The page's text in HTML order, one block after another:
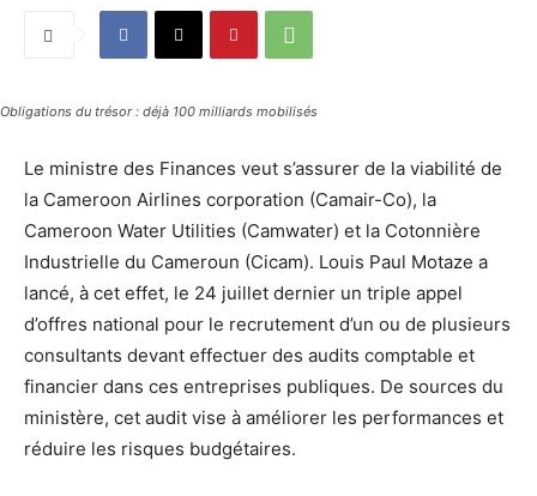
Obligations du trésor : déjà 100 milliards mobilisés
Le ministre des Finances veut s’assurer de la viabilité de
la Cameroon Airlines corporation (Camair-Co), la
Cameroon Water Utilities (Camwater) et la Cotonnière
Industrielle du Cameroun (Cicam). Louis Paul Motaze a
lancé, à cet effet, le 24 juillet dernier un triple appel
d’offres national pour le recrutement d’un ou de plusieurs
consultants devant effectuer des audits comptable et
financier dans ces entreprises publiques. De sources du
ministère, cet audit vise à améliorer les performances et
réduire les risques budgétaires.